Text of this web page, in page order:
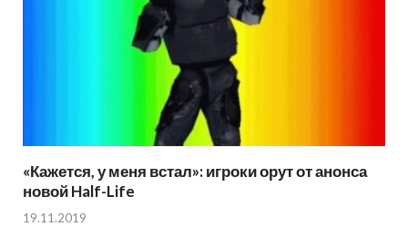
«Кажется, у меня встал»: игроки орут от анонса
новой Half-Life
19.11.2019